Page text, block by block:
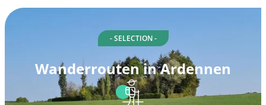
- SELECTION -
Wanderrouten in Ardennen